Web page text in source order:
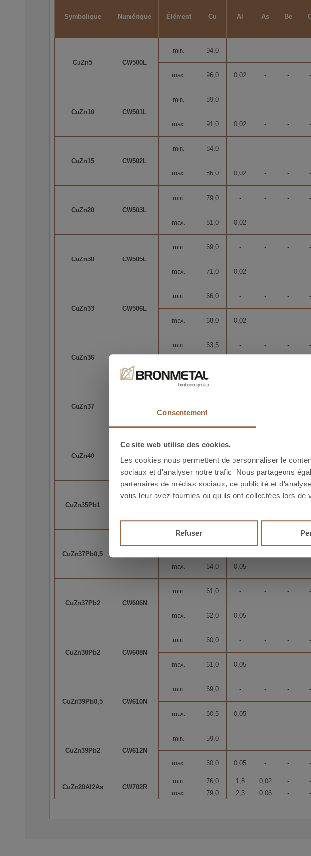
Consentement
Ce site web utilise des cookies.
Les cookies nous permettent de personnaliser le
sociaux et d'analyser notre trafic. Nous partageons
partenaires de médias sociaux, de publicité et
vous leur avez fournies ou qu'ils ont collectées lors de
Refuser
Symbolique Numérique Élément Cu Al As Be
CuZn5 CW500L
min. 94,0 - - - -
max.
96,0 0,02 - - -
CuZn10 CW501L
min. 89,0 - - - -
max.
91,0 0,02 - - -
CuZn15 CW502L
min. 84,0 - - - -
max.
86,0 0,02 - - -
CuZn20 CW503L
min. 79,0 - - - -
max.
81,0 0,02 - - -
CuZn30 CW505L
min. 69,0 - - - -
max.
71,0 0,02 - - -
CuZn33 CW506L
min. 66,0 - - - -
max.
68,0 0,02 - - -
CuZn36
min. 63,5 - - - -
max.
CuZn37
CuZn40
min. 59,5
max.
0,05 -
CuZn35Pb1
min.
CuZn37Pb0,5
max.
64,0 0,05 - - -
CuZn37Pb2 CW606N
min. 61,0 - - - -
max.
62,0 0,05 - - -
CuZn38Pb2 CW608N
min. 60,0 - - - -
max.
61,0 0,05 - - -
CuZn39Pb0,5 CW610N
min. 69,0 - - - -
max.
60,5 0,05 - - -
CuZn39Pb2 CW612N
min. 59,0 - - - -
max.
60,0 0,05 - - -
CuZn20Al2As CW702R
min. 76,0 1,8 0,02 - -
max.
79,0 2,3 0,06 - -